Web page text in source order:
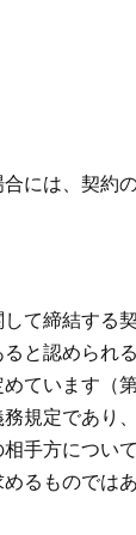
には、契約
て締結する
と認められ
ています（
規定であり
手方につい
るものではあ